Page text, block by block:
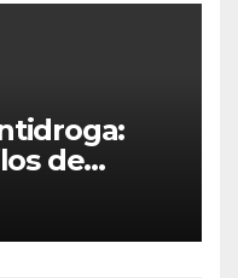
de
como